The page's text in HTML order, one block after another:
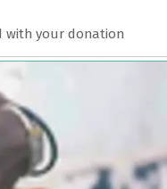
with your donation